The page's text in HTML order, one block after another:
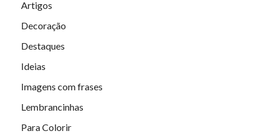
Artigos
Decoração
Destaques
Ideias
Imagens com frases
Lembrancinhas
Para Colorir